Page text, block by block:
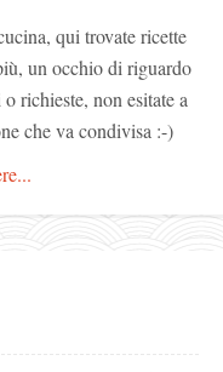
qui trovate ricette
un occhio di riguardo
richieste, non esitate a
che va condivisa :-)